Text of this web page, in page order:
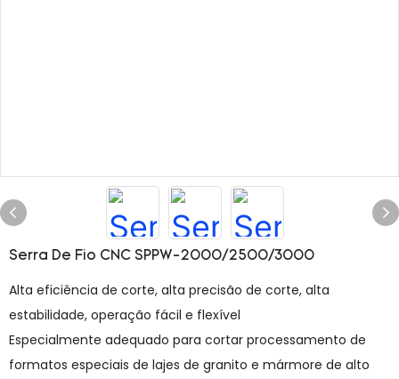
Serra De Fio CNC SPPW-2000/2500/3000
Alta eficiência de corte, alta precisão de corte, alta
estabilidade, operação fácil e flexível
Especialmente adequado para cortar processamento de
formatos especiais de lajes de granito e mármore de alto